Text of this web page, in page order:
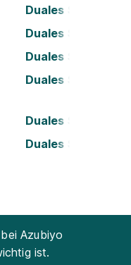
Duales Studium
Duales Studium
Duales Studium
Duales Studium
Duales Studium
Duales Studium
Azubiyo
ist.